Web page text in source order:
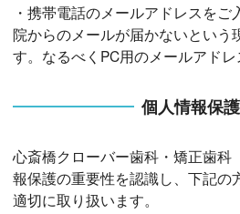
・携帯電話のメールアドレスを
院からのメールが届かないという
す。なるべくPC用のメールアドレ
個人情報保
心斎橋クローバー歯科・矯正歯科
報保護の重要性を認識し、下記の
適切に取り扱います。